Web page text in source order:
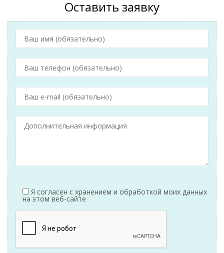
Оставить заявку
Я согласен с хранением и обработкой моих данных
на этом веб-сайте